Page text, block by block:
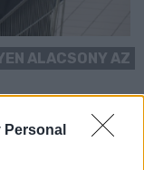
Personal
ALACSONY AZ
az élelmiszerek ára